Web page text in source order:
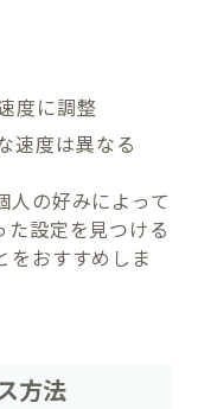
度に調整
速度は異なる
人の好みによって
た設定を見つける
をおすすめしま
方法